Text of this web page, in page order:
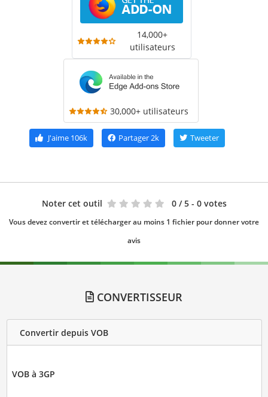
14,000+
utilisateurs
30,000+ utilisateurs
J'aime106k Partager2k Tweeter
Noter cet outil 0 / 5 - 0 votes
Vous devez convertir et télécharger au moins 1 fichier pour donner votre
avis
CONVERTISSEUR
Convertir depuis VOB
VOB à 3GP